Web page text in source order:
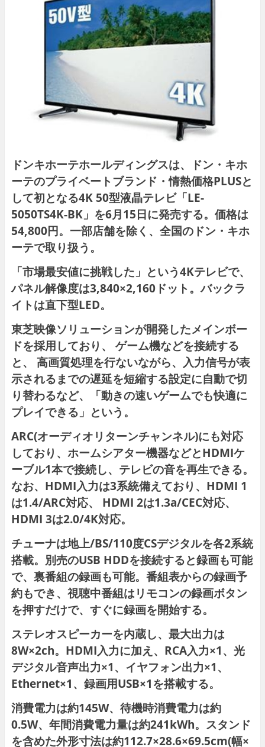
ドンキホーテホールディングスは、ドン・キホ
ーテのプライベートブランド・情熱価格PLUSと
して初となる4K 50型液晶テレビ「LE-
5050TS4K-BK」を6月15日に発売する。価格は
54,800円。一部店舗を除く、全国のドン・キホ
ーテで取り扱う。
「市場最安値に挑戦した」という4Kテレビで、
パネル解像度は3,840×2,160ドット。バックラ
イトは直下型LED。
東芝映像ソリューションが開発したメインボー
ドを採用しており、 ゲーム機などを接続する
と、 高画質処理を行ないながら、入力信号が表
示されるまでの遅延を短縮する設定に自動で切
り替わるなど、「動きの速いゲームでも快適に
プレイできる」という。
ARC(オーディオリターンチャンネル)にも対応
しており、ホームシアター機器などとHDMIケ
ーブル1本で接続し、テレビの音を再生できる。
なお、HDMI入力は3系統備えており、HDMI 1
は1.4/ARC対応、 HDMI 2は1.3a/CEC対応、
HDMI 3は2.0/4K対応。
チューナは地上/BS/110度CSデジタルを各2系統
搭載。別売のUSB HDDを接続すると録画も可能
で、裏番組の録画も可能。番組表からの録画予
約もでき、視聴中番組はリモコンの録画ボタン
を押すだけで、すぐに録画を開始する。
ステレオスピーカーを内蔵し、最大出力は
8W×2ch。HDMI入力に加え、RCA入力×1、光
デジタル音声出力×1、イヤフォン出力×1、
Ethernet×1、録画用USB×1を搭載する。
消費電力は約145W、待機時消費電力は約
0.5W、年間消費電力量は約241kWh。スタンド
を含めた外形寸法は約112.7×28.6×69.5cm(幅×